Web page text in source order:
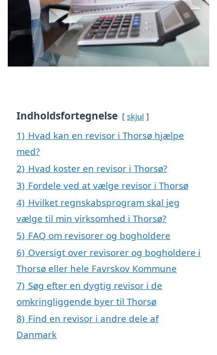
Indholdsfortegnelse skjul
1) Hvad kan en revisor i Thorsø hjælpe
med?
2) Hvad koster en revisor i Thorsø?
3) Fordele ved at vælge revisor i Thorsø
4) Hvilket regnskabsprogram skal jeg
vælge til min virksomhed i Thorsø?
5) FAQ om revisorer og bogholdere
6) Oversigt over revisorer og bogholdere i
Thorsø eller hele Favrskov Kommune
7) Søg efter en dygtig revisor i de
omkringliggende byer til Thorsø
8) Find en revisor i andre dele af
Danmark